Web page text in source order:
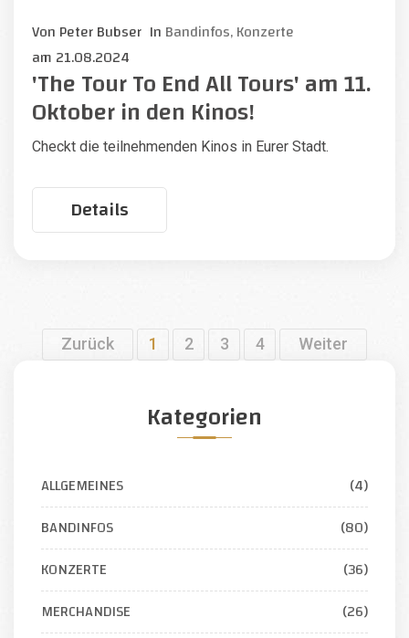
Von Peter Bubser In Bandinfos,Konzerte
am 21.08.2024
'The Tour To End All Tours' am 11.
Oktober in den Kinos!
Checkt die teilnehmenden Kinos in Eurer Stadt.
Details
Zurück 1 2 3 4 Weiter
Kategorien
ALLGEMEINES
(4)
BANDINFOS
(80)
KONZERTE
(36)
MERCHANDISE
(26)